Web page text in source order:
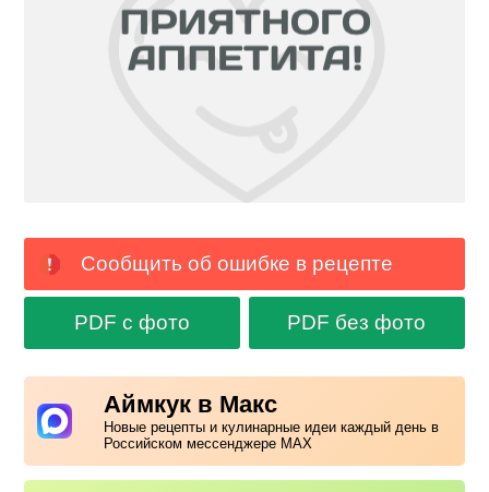
Сообщить об ошибке в рецепте
PDF с фото PDF без фото
Аймкук в Макс
Новые рецепты и кулинарные идеи каждый день в
Российском мессенджере MAX